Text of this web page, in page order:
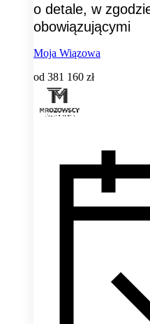
o detale, w
obowiązującymi
Moja Wiązowa
od 381 160 zł